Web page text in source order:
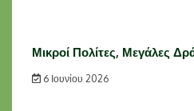
Μικροί Πολίτες, Μεγάλες
6 Ιουνίου 2026